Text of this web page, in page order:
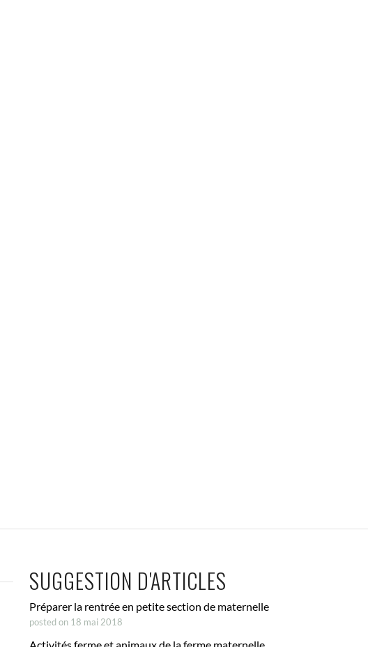
SUGGESTION D'ARTICLES
Préparer la rentrée en petite section de maternelle
posted on 18 mai 2018